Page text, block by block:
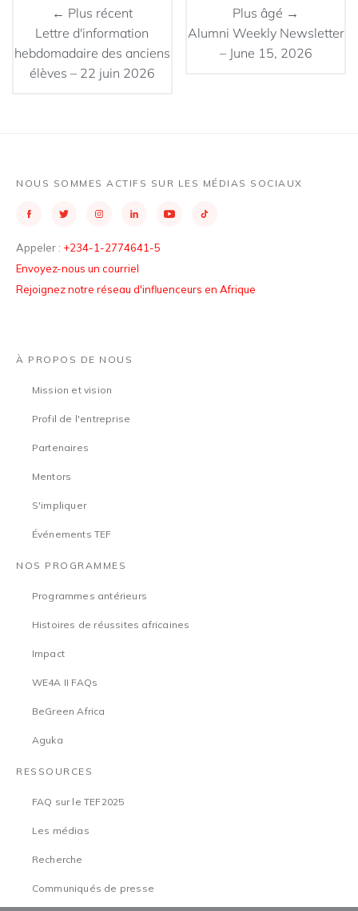
← Plus récent
Lettre d'information
hebdomadaire des anciens
élèves – 22 juin 2026
Plus âgé →
Alumni Weekly Newsletter
– June 15, 2026
NOUS SOMMES ACTIFS SUR LES MÉDIAS SOCIAUX
Appeler : +234-1-2774641-5
Envoyez-nous un courriel
Rejoignez notre réseau d'influenceurs en Afrique
À PROPOS DE NOUS
Mission et vision
Profil de l'entreprise
Partenaires
Mentors
S'impliquer
Événements TEF
NOS PROGRAMMES
Programmes antérieurs
Histoires de réussites africaines
Impact
WE4A II FAQs
BeGreen Africa
Aguka
RESSOURCES
FAQ sur le TEF2025
Les médias
Recherche
Communiqués de presse